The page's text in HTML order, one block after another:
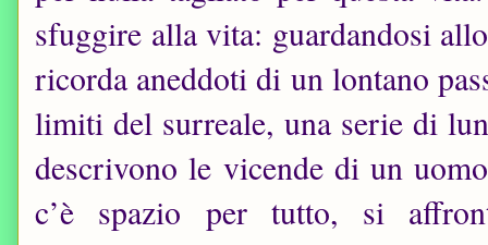
sfuggire alla vita: guardandosi
ricorda aneddoti di un lontano
limiti del surreale, una serie di
descrivono le vicende di un
c’è spazio per tutto, si